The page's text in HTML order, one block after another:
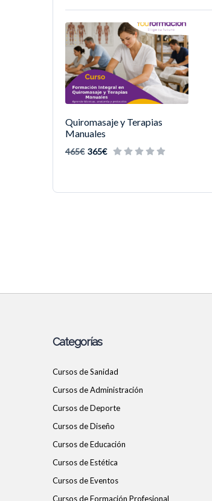
Quiromasaje y Terapias
Manuales
465€ 365€
Categorías
Cursos de Sanidad
Cursos de Administración
Cursos de Deporte
Cursos de Diseño
Cursos de Educación
Cursos de Estética
Cursos de Eventos
Cursos de Formación Profesional